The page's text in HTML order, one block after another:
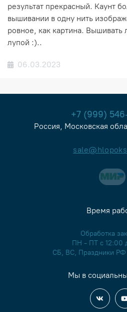
результат прекрасный. Каунт
вышивании в одну нить
ровное, как картина. Вышивать
лупой :)..
06.03.2023
+7 (999)
Россия, Московская
Время
Обработка
ПН - ПТ с 12:00
СБ, ВС, Праздники
Мы в